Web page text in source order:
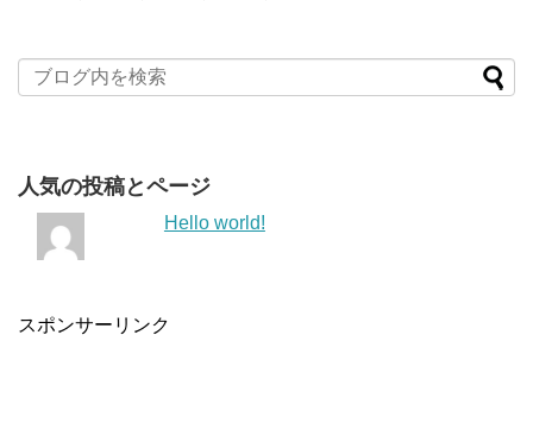
人気の投稿とページ
Hello world!
スポンサーリンク